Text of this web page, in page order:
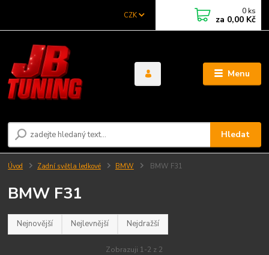
Menu
CZK
Hledat
0 ks
za 0,00 Kč
Úvod Zadní světla ledkové BMW BMW F31
BMW F31
Nejnovější Nejlevnější Nejdražší
Zobrazuji 1-2 z 2